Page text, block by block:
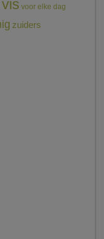
vis voor elke dag
zuiders